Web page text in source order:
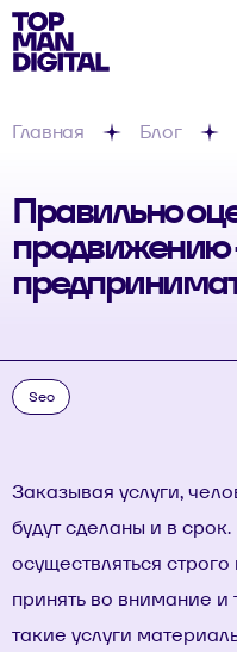
Главная Блог
Правильно
продвижению
Seo
Заказывая услуги,
будут сделаны и в
осуществляться
принять во внимание и
такие услуги